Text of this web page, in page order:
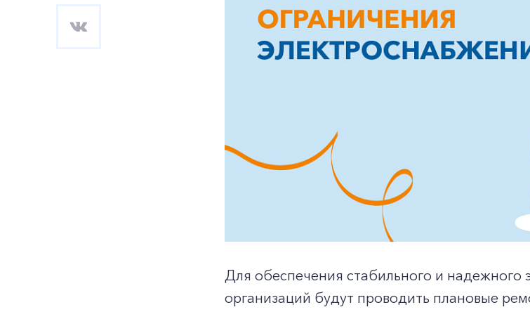
Для обеспечения стабильного и надежного
организаций будут проводить плановые